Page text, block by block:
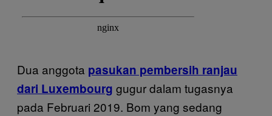
Dua anggota pasukan pembersih ranjau
dari Luxembourg gugur dalam tugasnya
pada Februari 2019. Bom yang sedang